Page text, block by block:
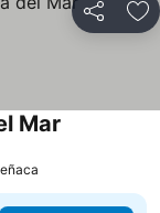
Compartir
Mar